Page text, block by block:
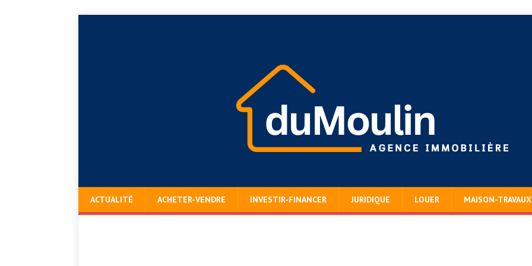
ACTUALITÉ ACHETER-VENDRE INVESTIR-FINANCER JURIDIQUE LOUER MAISON-TRAVAUX